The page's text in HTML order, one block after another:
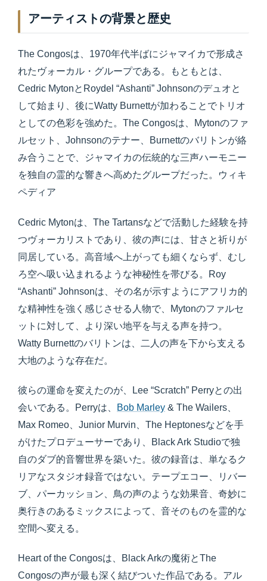
アーティストの背景と歴史
The Congosは、1970年代半ばにジャマイカで形成さ
れたヴォーカル・グループである。もともとは、
Cedric MytonとRoydel “Ashanti” Johnsonのデュオと
して始まり、後にWatty Burnettが加わることでトリオ
としての色彩を強めた。The Congosは、Mytonのファ
ルセット、Johnsonのテナー、Burnettのバリトンが絡
み合うことで、ジャマイカの伝統的な三声ハーモニー
を独自の霊的な響きへ高めたグループだった。ウィキ
ペディア
Cedric Mytonは、The Tartansなどで活動した経験を持
つヴォーカリストであり、彼の声には、甘さと祈りが
同居している。高音域へ上がっても細くならず、むし
ろ空へ吸い込まれるような神秘性を帯びる。Roy
“Ashanti” Johnsonは、その名が示すようにアフリカ的
な精神性を強く感じさせる人物で、Mytonのファルセ
ットに対して、より深い地平を与える声を持つ。
Watty Burnettのバリトンは、二人の声を下から支える
大地のような存在だ。
彼らの運命を変えたのが、Lee “Scratch” Perryとの出
会いである。Perryは、
Bob Marley & The Wailers、
Max Romeo、Junior Murvin、The Heptonesなどを手
がけたプロデューサーであり、Black Ark Studioで独
自のダブ的音響世界を築いた。彼の録音は、単なるク
リアなスタジオ録音ではない。テープエコー、リバー
ブ、パーカッション、鳥の声のような効果音、奇妙に
奥行きのあるミックスによって、音そのものを霊的な
空間へ変える。
Heart of the Congosは、Black Arkの魔術とThe
Congosの声が最も深く結びついた作品である。アル